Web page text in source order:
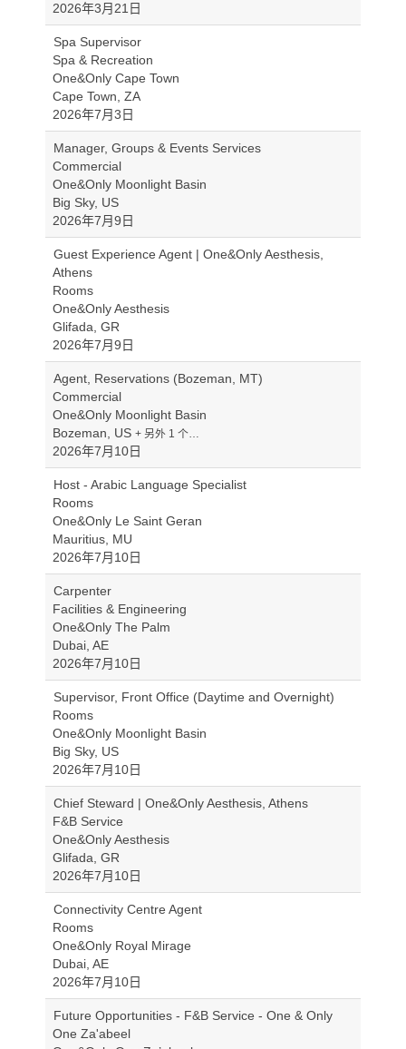
2026年3月21日
Spa Supervisor
Spa & Recreation
One&Only Cape Town
Cape Town, ZA
2026年7月3日
Manager, Groups & Events Services
Commercial
One&Only Moonlight Basin
Big Sky, US
2026年7月9日
Guest Experience Agent | One&Only Aesthesis,
Athens
Rooms
One&Only Aesthesis
Glifada, GR
2026年7月9日
Agent, Reservations (Bozeman, MT)
Commercial
One&Only Moonlight Basin
Bozeman, US + 另外 1 个…
2026年7月10日
Host - Arabic Language Specialist
Rooms
One&Only Le Saint Geran
Mauritius, MU
2026年7月10日
Carpenter
Facilities & Engineering
One&Only The Palm
Dubai, AE
2026年7月10日
Supervisor, Front Office (Daytime and Overnight)
Rooms
One&Only Moonlight Basin
Big Sky, US
2026年7月10日
Chief Steward | One&Only Aesthesis, Athens
F&B Service
One&Only Aesthesis
Glifada, GR
2026年7月10日
Connectivity Centre Agent
Rooms
One&Only Royal Mirage
Dubai, AE
2026年7月10日
Future Opportunities - F&B Service - One & Only
One Za'abeel